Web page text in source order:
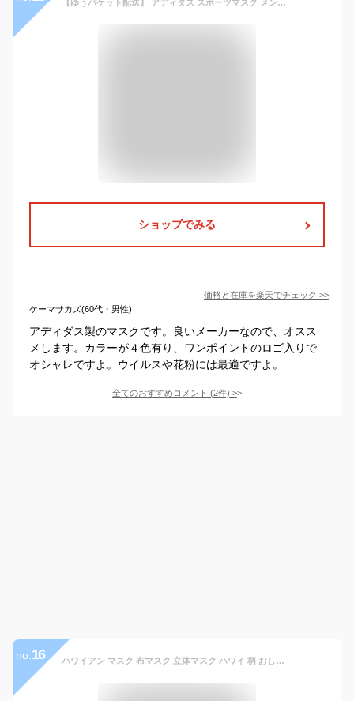
【ゆうパケット配送】 アディダス スポーツマスク メンズ レディース キッズ フェイスカバー 3パック ADIDAS FACE COVER 3PACK カラー 黒 ブラック 白 ホワイト 赤 レッド ブランド 布マスク スポーツ 3枚入り セット 洗濯 洗える 夏 夏用 子供 大人
ショップでみる
価格と在庫を楽天でチェック >>
ケーマサカズ(60代・男性)
アディダス製のマスクです。良いメーカーなので、オスス
メします。カラーが４色有り、ワンポイントのロゴ入りで
オシャレですよ。ウイルスや花粉には最適ですよ。
全てのおすすめコメント (2件) >
no. 16 ハワイアン マスク 布マスク 立体マスク ハワイ 柄 おしゃれ 洗える 洗濯 大人 メンズ レディース two palms トゥーパームス アロハ kahiko カヒコ 雑貨 ファッション 小物 （UKULELE WH） ハワイアンファブリック